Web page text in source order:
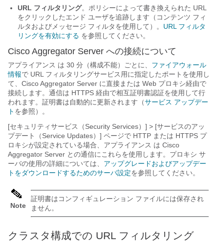
URL フィルタリング。ポリシーによって書き換えられた URL
をクリックしたエンド ユーザを追跡します（コンテンツ フィ
ルタおよびメッセージ フィルタを使用して）。 URL フィルタ
リングを有効にする を参照してください。
Cisco Aggregator Server への接続について
アプライアンス は 30 分（構成不能）ごとに、 ファイアウォール
情報で URL フィルタリングサービス用に指定したポートを使用し
て、Cisco Aggregator Server に直接または Web プロキシ経由で
接続します。通信は HTTPS 経由で相互証明書認証を使用して行
われます。証明書は自動的に更新されます（サービス アップデー
ト を参照）。
[セキュリティサービス（Security Services）] > [サービスのアッ
プデート（Service Updates）] ページで HTTP または HTTPS プ
ロキシが設定されている場合、 アプライアンス は Cisco
Aggregator Server との通信にこれらを使用します。 プロキシ サ
ーバの使用の詳細については、 アップグレードおよびアップデー
トをダウンロードするためのサーバ設定を参照してください。
Note
証明書はコンフィギュレーション ファイルには保存され
ません。
クラスタ構成での URL フィルタリング